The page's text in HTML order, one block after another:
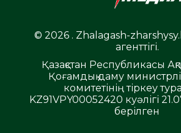
© 2026 . Zhalagash-
агенттігі.
Қазақстан Республикасы
Қоғамдық даму
комитетінің тіркеу
KZ91VPY00052420 куәлігі
берілген